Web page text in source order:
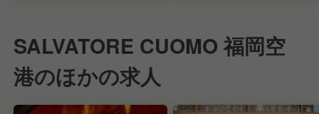
SALVATORE CUOMO 福岡空
港のほかの求人